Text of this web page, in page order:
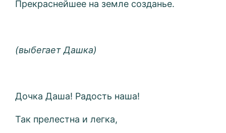
Прекраснейшее на земле созданье.
(выбегает Дашка)
Дочка Даша! Радость наша!
Так прелестна и легка,